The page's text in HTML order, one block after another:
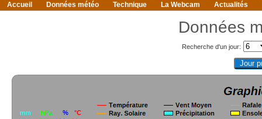
Accueil Données météo Technique La Webcam Actualités
Données
Recherche d'un jour: